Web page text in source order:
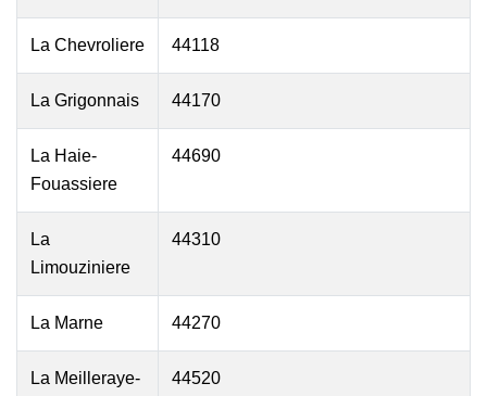
La Chevroliere 44118
La Grigonnais 44170
La Haie-
Fouassiere
44690
La
Limouziniere
44310
La Marne 44270
La Meilleraye-
44520